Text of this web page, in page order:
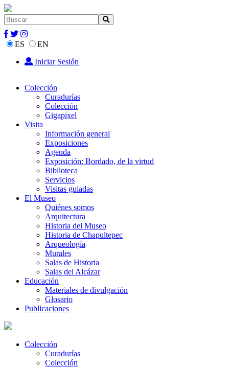
ES
EN
Iniciar Sesión
Colección
Curadurías
Colección
Gigapixel
Visita
Información general
Exposiciones
Agenda
Exposición: Bordado, de la virtud
Biblioteca
Servicios
Visitas guiadas
El Museo
Quiénes somos
Arquitectura
Historia del Museo
Historia de Chapultepec
Arqueología
Murales
Salas de Historia
Salas del Alcázar
Educación
Materiales de divulgación
Glosario
Publicaciones
Colección
Curadurías
Colección